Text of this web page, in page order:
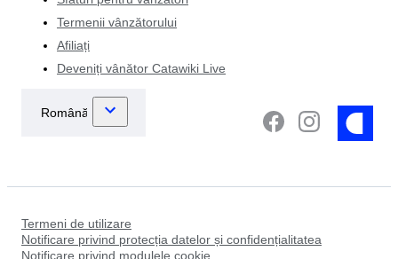
Termenii vânzătorului
Afiliați
Deveniți vânător Catawiki Live
Termeni de utilizare
Notificare privind protecția datelor și confidențialitatea
Notificare privind modulele cookie